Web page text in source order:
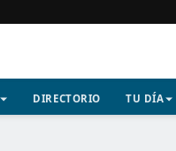
DIRECTORIO TU DÍA